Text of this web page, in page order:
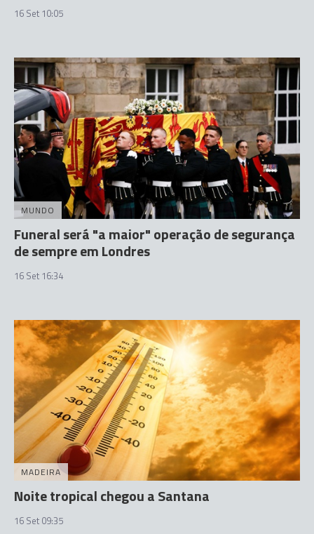
16 Set 10:05
MUNDO
Funeral será "a maior" operação de segurança
de sempre em Londres
16 Set 16:34
MADEIRA
Noite tropical chegou a Santana
16 Set 09:35